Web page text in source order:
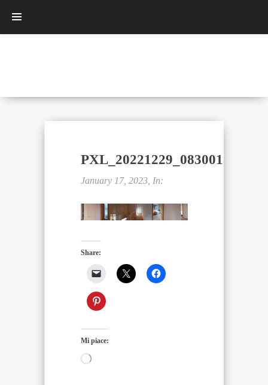
January 17, 2023, In:
Share:
Mi piace:
Caricamento